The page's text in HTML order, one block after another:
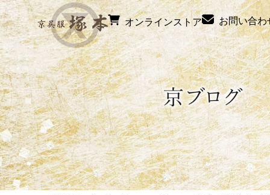
オンラインストア お問い合わ